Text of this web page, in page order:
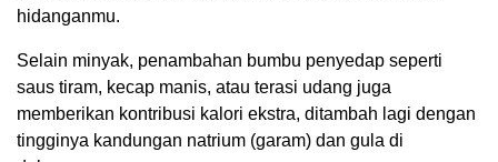
hidanganmu.
Selain minyak, penambahan bumbu penyedap seperti
saus tiram, kecap manis, atau terasi udang juga
memberikan kontribusi kalori ekstra, ditambah lagi dengan
tingginya kandungan natrium (garam) dan gula di